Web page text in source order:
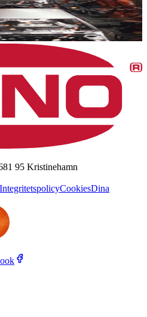
95 Kristinehamn
IntegritetspolicyCookiesDina